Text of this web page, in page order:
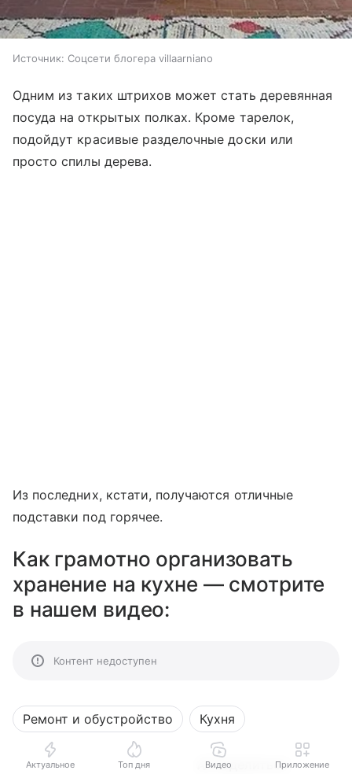
Источник: Соцсети блогера villaarniano
Одним из таких штрихов может стать деревянная
посуда на открытых полках. Кроме тарелок,
подойдут красивые разделочные доски или
просто спилы дерева.
Из последних, кстати, получаются отличные
подставки под горячее.
Как грамотно организовать
хранение на кухне — смотрите
в нашем видео:
Контент недоступен
Ремонт и обустройство Кухня
Поделиться
Актуальное Топ дня Видео Приложение